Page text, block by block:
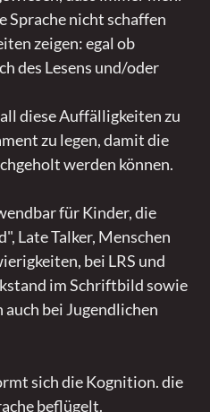
Sprache nicht schaffen
zeigen: egal ob
des Lesens und/oder
diese Auffälligkeiten zu
zu legen, damit die
werden können.
für Kinder, die
Late Talker, Menschen
bei LRS und
im Schriftbild sowie
bei Jugendlichen
sich die Kognition. die
beflügelt.